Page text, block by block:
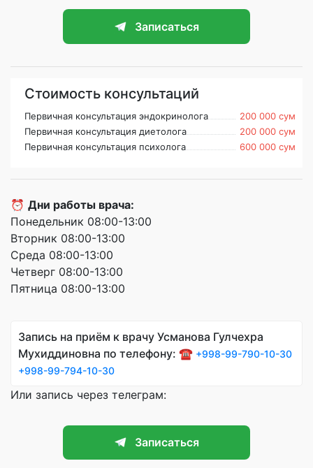
Записаться
Стоимость консультаций
Первичная консультация эндокринолога
200 000 сум
Первичная консультация диетолога
200 000 сум
Первичная консультация психолога
600 000 сум
⏰ Дни работы врача:
Понедельник 08:00-13:00
Вторник 08:00-13:00
Среда 08:00-13:00
Четверг 08:00-13:00
Пятница 08:00-13:00
Запись на приём к врачу Усманова Гулчехра
Мухиддиновна по телефону: ☎️ +998-99-790-10-30
+998-99-794-10-30
Или запись через телеграм:
Записаться